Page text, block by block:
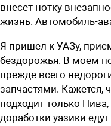
внесет нотку
жизнь. Автомобиль-
Я пришел к УАЗу,
бездорожья. В моем
прежде всего
запчастями. Кажется,
подходит только
доработки уазики